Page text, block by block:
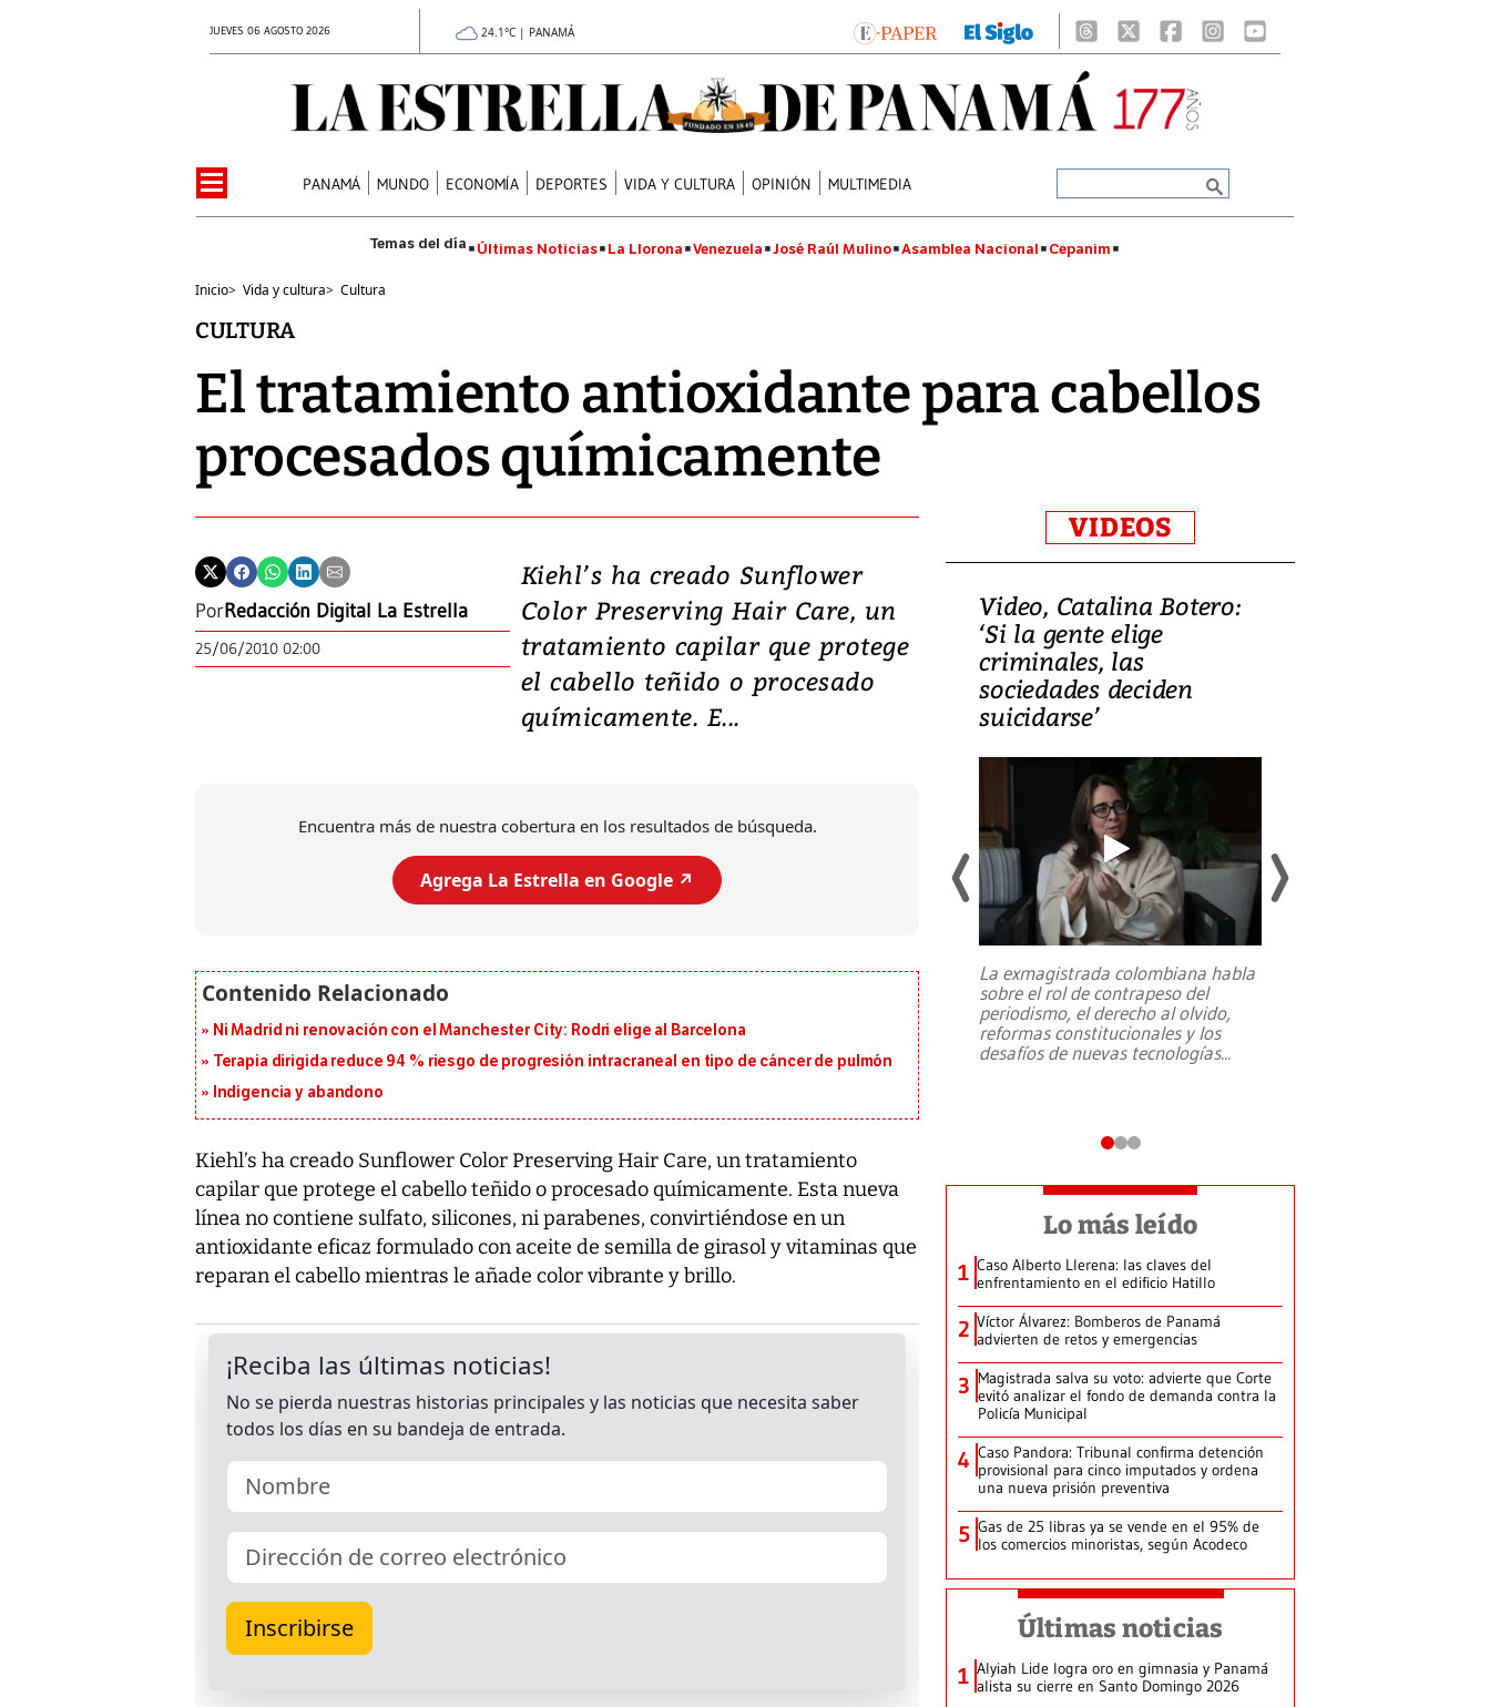
JUEVES 06 AGOSTO 2026 24.1°C | PANAMÁ
PANAMÁ MUNDO ECONOMÍA DEPORTES VIDA Y CULTURA OPINIÓN MULTIMEDIA
Últimas Noticias La Llorona Venezuela José Raúl Mulino Asamblea Nacional Cepanim
Inicio> Vida y cultura> Cultura
CULTURA
El tratamiento antioxidante para cabellos
procesados químicamente
PorRedacción Digital La Estrella
25/06/2010 02:00
Kiehl’s ha creado Sunflower
Color Preserving Hair Care, un
tratamiento capilar que protege
el cabello teñido o procesado
químicamente. E...
Encuentra más de nuestra cobertura en los resultados de búsqueda.
Agrega La Estrella en Google ↗️
Ni Madrid ni renovación con el Manchester City: Rodri elige al Barcelona
Terapia dirigida reduce 94 % riesgo de progresión intracraneal en tipo de cáncer de pulmón
Indigencia y abandono
Kiehl’s ha creado Sunflower Color Preserving Hair Care, un tratamiento
capilar que protege el cabello teñido o procesado químicamente. Esta nueva
línea no contiene sulfato, silicones, ni parabenes, convirtiéndose en un
antioxidante eficaz formulado con aceite de semilla de girasol y vitaminas que
reparan el cabello mientras le añade color vibrante y brillo.
VIDEOS
Video, Japón: Terremoto
deja heridos y graves
daños en Kumamoto
al sur de Japón, provocando una
Video, Catalina Botero:
‘Si la gente elige
criminales, las
sociedades deciden
suicidarse’
La exmagistrada colombiana habla
sobre el rol de contrapeso del
periodismo, el derecho al olvido,
reformas constitucionales y los
desafíos de nuevas tecnologías...
Lo más leído
1 Caso Alberto Llerena: las claves del
enfrentamiento en el edificio Hatillo
2 Víctor Álvarez: Bomberos de Panamá
advierten de retos y emergencias
3 Magistrada salva su voto: advierte que Corte
evitó analizar el fondo de demanda contra la
Policía Municipal
4 Caso Pandora: Tribunal confirma detención
provisional para cinco imputados y ordena
una nueva prisión preventiva
5 Gas de 25 libras ya se vende en el 95% de
los comercios minoristas, según Acodeco
Últimas noticias
1 Alyiah Lide logra oro en gimnasia y Panamá
alista su cierre en Santo Domingo 2026